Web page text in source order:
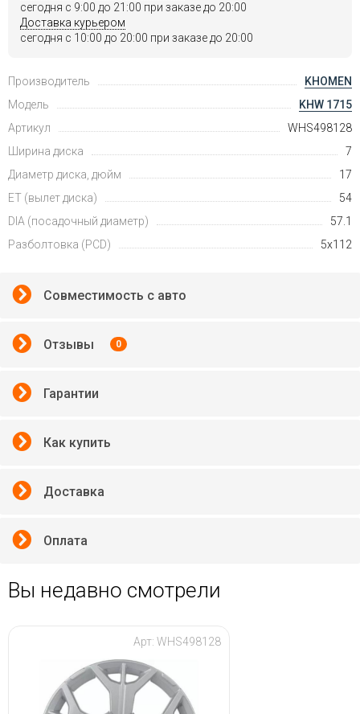
сегодня c 9:00 до 21:00 при заказе до 20:00
Доставка курьером
сегодня c 10:00 до 20:00 при заказе до 20:00
Производитель
KHOMEN
Модель
KHW 1715
Артикул
WHS498128
Ширина диска
7
Диаметр диска, дюйм
17
ET (вылет диска)
54
DIA (посадочный диаметр)
57.1
Разболтовка (PCD)
5x112
Совместимость с авто
Отзывы 0
Гарантии
Как купить
Доставка
Оплата
Вы недавно смотрели
Арт: WHS498128